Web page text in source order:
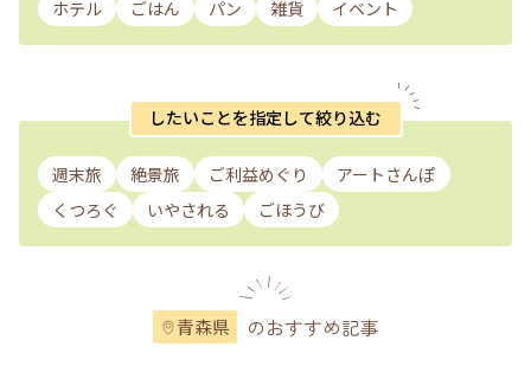
ホテル
ごはん パン 雑貨 イベント
したいことを指定して絞り込む
週末旅 絶景旅 ご利益めぐり
アートさんぽ
くつろぐ
いやされる ごほうび
青森県 のおすすめ記事